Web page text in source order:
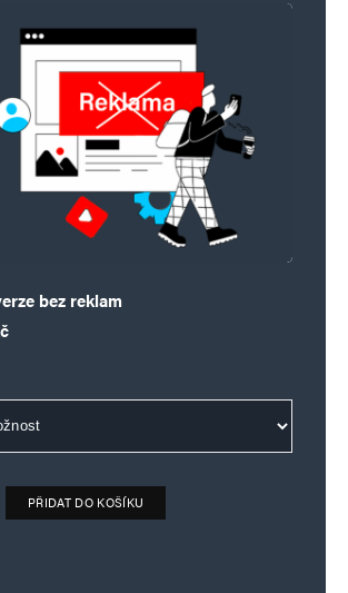
bez reklam
Kč až 720 Kč
bez reklam množství
PŘIDAT DO KOŠÍKU